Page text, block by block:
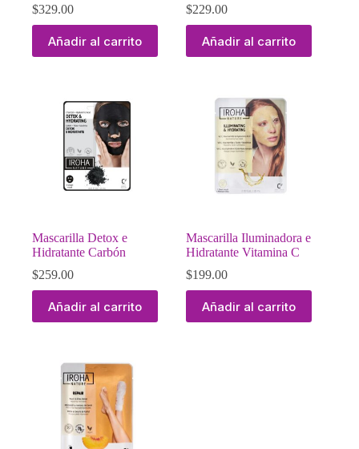
$329.00
Añadir al carrito
$229.00
Añadir al carrito
Mascarilla Detox e
Hidratante Carbón
$259.00
Añadir al carrito
Mascarilla Iluminadora e
Hidratante Vitamina C
$199.00
Añadir al carrito